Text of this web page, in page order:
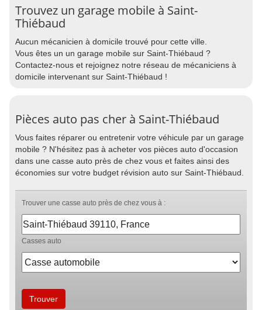
Trouvez un garage mobile à Saint-
Thiébaud
Aucun mécanicien à domicile trouvé pour cette ville.
Vous êtes un un garage mobile sur Saint-Thiébaud ?
Contactez-nous et rejoignez notre réseau de mécaniciens à
domicile intervenant sur Saint-Thiébaud !
Pièces auto pas cher à Saint-Thiébaud
Vous faites réparer ou entretenir votre véhicule par un garage
mobile ? N'hésitez pas à acheter vos pièces auto d'occasion
dans une casse auto près de chez vous et faites ainsi des
économies sur votre budget révision auto sur Saint-Thiébaud.